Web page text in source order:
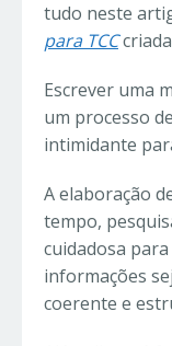
tudo neste
para TCC
Escrever uma
um processo
intimidante
A elaboração
tempo,
cuidadosa
informações
coerente e